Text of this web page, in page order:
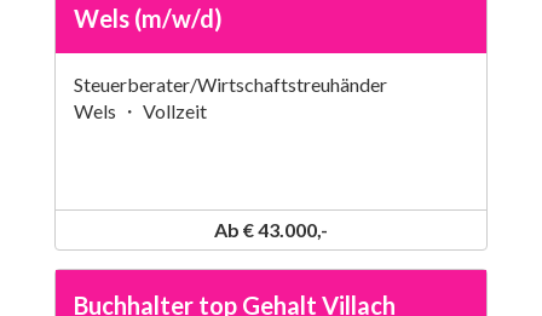
Wels (m/w/d)
Steuerberater/Wirtschaftstreuhänder
Wels ・ Vollzeit
Ab € 43.000,-
Buchhalter top Gehalt Villach